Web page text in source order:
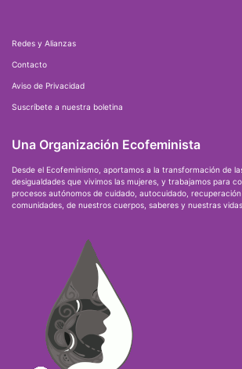
Redes y Alianzas
Contacto
Aviso de Privacidad
Suscríbete a nuestra boletina
Una Organización Ecofeminista
Desde el Ecofeminismo, aportamos a la transformación de
desigualdades que vivimos las mujeres, y trabajamos para
procesos autónomos de cuidado, autocuidado,
comunidades, de nuestros cuerpos, saberes y nuestras vidas.